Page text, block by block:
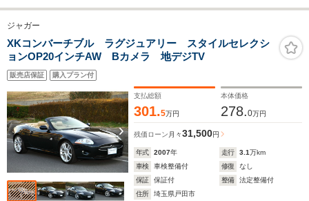
ジャガー
XKコンバーチブル ラグジュアリー スタイルセレクシ
ョンOP20インチAW Bカメラ 地デジTV
販売店保証 購入プラン付
支払総額
301.5万円
本体価格
278.0万円
残価ローン 月々31,500円
年式 2007年 走行 3.1万km
車検
車検整備付 修復
なし
保証
保証付 整備
法定整備付
住所
埼玉県戸田市